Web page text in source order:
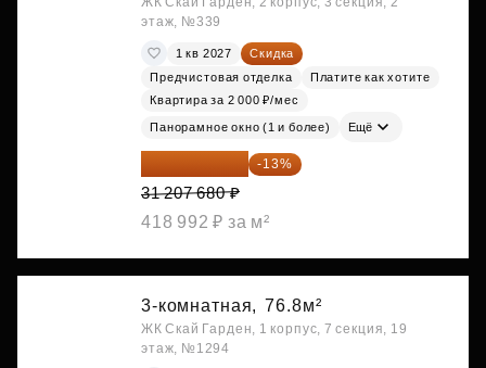
этаж, №339
1 кв 2027
Скидка
Предчистовая отделка
Платите как хотите
Квартира за 2 000 ₽/мес
Панорамное окно (1 и более) Ещё
27 150 682 ₽ -13%
31 207 680 ₽
418 992 ₽ за м²
3-комнатная, 76.8м²
ЖК Скай Гарден, 1 корпус, 7 секция, 19
этаж, №1294